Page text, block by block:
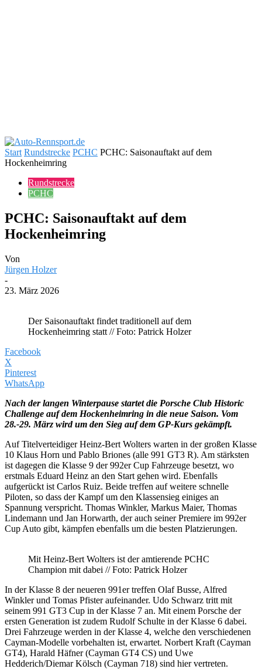
Start Rundstrecke PCHC PCHC: Saisonauftakt auf dem
Hockenheimring
Rundstrecke
PCHC
PCHC: Saisonauftakt auf dem
Hockenheimring
Von
Jürgen Holzer
-
23. März 2026
Der Saisonauftakt findet traditionell auf dem
Hockenheimring statt // Foto: Patrick Holzer
Facebook
X
Pinterest
WhatsApp
Nach der langen Winterpause startet die Porsche Club Historic
Challenge auf dem Hockenheimring in die neue Saison. Vom
28.-29. März wird um den Sieg auf dem GP-Kurs gekämpft.
Auf Titelverteidiger Heinz-Bert Wolters warten in der großen Klasse
10 Klaus Horn und Pablo Briones (alle 991 GT3 R). Am stärksten
ist dagegen die Klasse 9 der 992er Cup Fahrzeuge besetzt, wo
erstmals Eduard Heinz an den Start gehen wird. Ebenfalls
aufgerückt ist Carlos Ruiz. Beide treffen auf weitere schnelle
Piloten, so dass der Kampf um den Klassensieg einiges an
Spannung verspricht. Thomas Winkler, Markus Maier, Thomas
Lindemann und Jan Horwarth, der auch seiner Premiere im 992er
Cup Auto gibt, kämpfen ebenfalls um die besten Platzierungen.
Mit Heinz-Bert Wolters ist der amtierende PCHC
Champion mit dabei // Foto: Patrick Holzer
In der Klasse 8 der neueren 991er treffen Olaf Busse, Alfred
Winkler und Tomas Pfister aufeinander. Udo Schwarz tritt mit
seinem 991 GT3 Cup in der Klasse 7 an. Mit einem Porsche der
ersten Generation ist zudem Rudolf Schulte in der Klasse 6 dabei.
Drei Fahrzeuge werden in der Klasse 4, welche den verschiedenen
Cayman-Modelle vorbehalten ist, erwartet. Norbert Kraft (Cayman
GT4), Harald Häfner (Cayman GT4 CS) und Uwe
Hedderich/Diemar Kölsch (Cayman 718) sind hier vertreten.